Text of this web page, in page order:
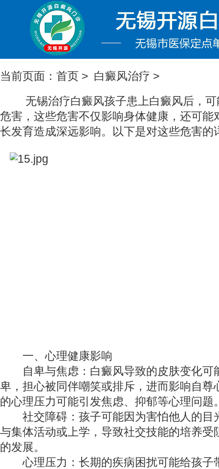
当前页面： 首页 > 白癜风治疗 >
无锡治疗白癜风孩子患上白癜风后，
危害，这些危害不仅影响身体健康，还可能
长发育造成深远影响。以下是对这些危害的
一、心理健康影响
自卑与焦虑：白癜风导致的皮肤变化可
卑，担心被同伴嘲笑或排斥，进而影响自尊
的心理压力可能引发焦虑、抑郁等心理问题
社交障碍：孩子可能因为害怕他人的目
与集体活动或上学，导致社交技能的培养受
的发展。
心理压力：长期的疾病困扰可能给孩子